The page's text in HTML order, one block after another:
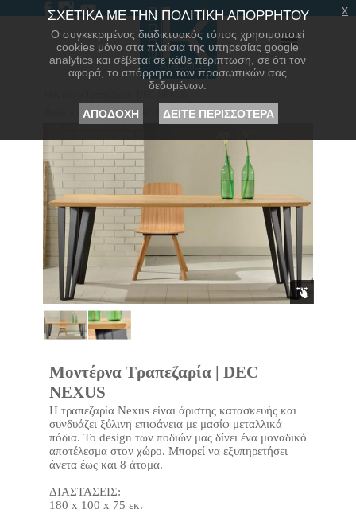
Μοντέρνα Τραπεζαρία | DEC NEXUS
Έπιπλα>Τραπεζαρία Μοντέρνα Τραπεζαρία
Μοντέρνα Τραπεζαρία | DEC
NEXUS
Η τραπεζαρία Nexus είναι άριστης κατασκευής και
συνδυάζει ξύλινη επιφάνεια με μασίφ μεταλλικά
πόδια. Το design των ποδιών μας δίνει ένα μοναδικό
αποτέλεσμα στον χώρο. Μπορεί να εξυπηρετήσει
άνετα έως και 8 άτομα.
ΔΙΑΣΤΑΣΕΙΣ:
180 x 100 x 75 εκ.
ΣΧΕΤΙΚΑ ΜΕ ΤΗΝ ΠΟΛΙΤΙΚΗ ΑΠΟΡΡΗΤΟΥ
Ο συγκεκριμένος διαδικτυακός τόπος χρησιμοποιεί
cookies μόνο στα πλαίσια της υπηρεσίας google
analytics και σέβεται σε κάθε περίπτωση, σε ότι τον
αφορά, το απόρρητο των προσωπικών σας
δεδομένων.
ΑΠΟΔΟΧΗ ΔΕΙΤΕ ΠΕΡΙΣΣΟΤΕΡΑ
x